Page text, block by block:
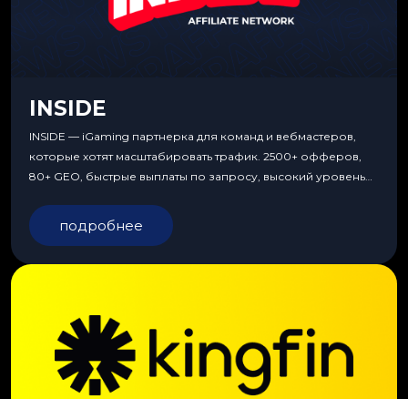
INSIDE
INSIDE — iGaming партнерка для команд и вебмастеров,
которые хотят масштабировать трафик. 2500+ офферов,
80+ GEO, быстрые выплаты по запросу, высокий уровень
подробнее